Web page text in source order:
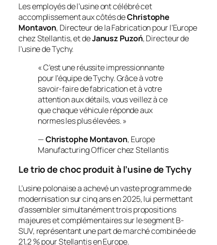
Les employés de l’usine ont célébré cet
accomplissement aux côtés deChristophe
Montavon, Directeur de la Fabrication pour l’Europe
chez Stellantis, et deJanusz Puzoń, Directeur de
l’usine de Tychy.
« C’est une réussite impressionnante
pour l’équipe de Tychy. Grâce à votre
savoir-faire de fabrication et à votre
attention aux détails, vous veillez à ce
que chaque véhicule réponde aux
normes les plus élevées. »
—Christophe Montavon, Europe
Manufacturing Officer chez Stellantis
Le trio de choc produit à l’usine de Tychy
L’usine polonaise a achevé un vaste programme de
modernisation sur cinq ans en 2025, lui permettant
d’assembler simultanément trois propositions
majeures et complémentaires sur le segment B-
SUV, représentant une part de marché combinée de
21,2 % pour Stellantis en Europe.